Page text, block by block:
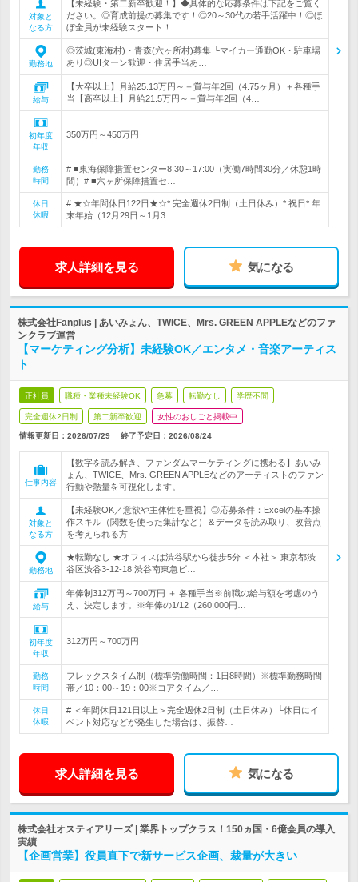
対象と
なる方
【未経験・第二新卒歓迎！】◆具体的な応募条件は下記をご覧く
ださい。◎育成前提の募集です！◎20～30代の若手活躍中！◎ほ
ぼ全員が未経験スタート！
勤務地
◎茨城(東海村)・青森(六ヶ所村)募集 └マイカー通勤OK・駐車場
あり◎UIターン歓迎・住居手当あ…
給与
【大卒以上】月給25.13万円～＋賞与年2回（4.75ヶ月）＋各種手
当【高卒以上】月給21.5万円～＋賞与年2回（4…
初年度
年収
350万円～450万円
勤務
時間
# ■東海保障措置センター8:30～17:00（実働7時間30分／休憩1時
間）# ■六ヶ所保障措置セ…
休日
休暇
# ★☆年間休日122日★☆* 完全週休2日制（土日休み）* 祝日* 年
末年始（12月29日～1月3…
求人詳細を見る 気になる
株式会社Fanplus | あいみょん、TWICE、Mrs. GREEN APPLEなどのファ
ンクラブ運営
【マーケティング分析】未経験OK／エンタメ・音楽アーティス
ト
正社員 職種・業種未経験OK 急募 転勤なし 学歴不問
完全週休2日制 第二新卒歓迎 女性のおしごと掲載中
情報更新日：2026/07/29 終了予定日： 2026/08/24
仕事内容
【数字を読み解き、ファンダムマーケティングに携わる】あいみ
ょん、TWICE、Mrs. GREEN APPLEなどのアーティストのファン
行動や熱量を可視化します。
対象と
なる方
【未経験OK／意欲や主体性を重視】◎応募条件：Excelの基本操
作スキル（関数を使った集計など）＆データを読み取り、改善点
を考えられる方
勤務地
★転勤なし ★オフィスは渋谷駅から徒歩5分 ＜本社＞ 東京都渋
谷区渋谷3-12-18 渋谷南東急ビ…
給与
年俸制312万円～700万円 ＋ 各種手当※前職の給与額を考慮のう
え、決定します。※年俸の1/12（260,000円…
初年度
年収
312万円～700万円
勤務
時間
フレックスタイム制（標準労働時間：1日8時間）※標準勤務時間
帯／10：00～19：00※コアタイム／…
休日
休暇
# ＜年間休日121日以上＞完全週休2日制（土日休み）└休日にイ
ベント対応などが発生した場合は、振替…
求人詳細を見る 気になる
株式会社オスティアリーズ | 業界トップクラス！150ヵ国・6億会員の導入
実績
【企画営業】役員直下で新サービス企画、裁量が大きい